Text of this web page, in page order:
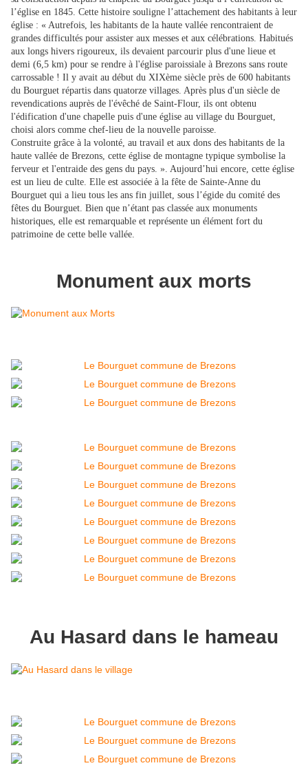
l’église en 1845. Cette histoire souligne l’attachement des habitants à leur
église : « Autrefois, les habitants de la haute vallée rencontraient de
grandes difficultés pour assister aux messes et aux célébrations. Habitués
aux longs hivers rigoureux, ils devaient parcourir plus d'une lieue et
demi (6,5 km) pour se rendre à l'église paroissiale à Brezons sans route
carrossable ! Il y avait au début du XIXème siècle près de 600 habitants
du Bourguet répartis dans quatorze villages. Après plus d'un siècle de
revendications auprès de l'évêché de Saint-Flour, ils ont obtenu
l'édification d'une chapelle puis d'une église au village du Bourguet,
choisi alors comme chef-lieu de la nouvelle paroisse.
Construite grâce à la volonté, au travail et aux dons des habitants de la
haute vallée de Brezons, cette église de montagne typique symbolise la
ferveur et l'entraide des gens du pays. ». Aujourd’hui encore, cette église
est un lieu de culte. Elle est associée à la fête de Sainte-Anne du
Bourguet qui a lieu tous les ans fin juillet, sous l’égide du comité des
fêtes du Bourguet. Bien que n’étant pas classée aux monuments
historiques, elle est remarquable et représente un élément fort du
patrimoine de cette belle vallée.
Monument aux morts
Au Hasard dans le hameau